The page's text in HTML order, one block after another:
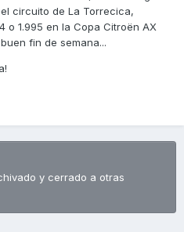
circuito de La Torrecica,
o 1.995 en la Copa Citroën AX
fin de semana...
y cerrado a otras